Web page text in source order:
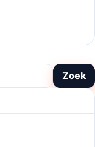
Zoek